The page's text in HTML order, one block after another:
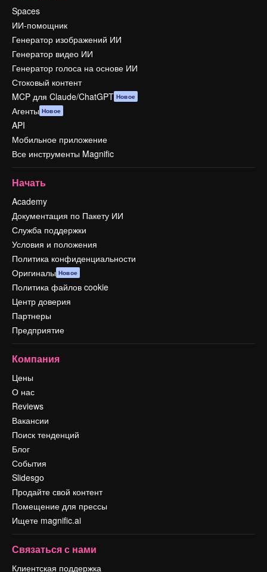
Spaces
ИИ-помощник
Генератор изображений ИИ
Генератор видео ИИ
Генератор голоса на основе ИИ
Стоковый контент
MCP для Claude/ChatGPT Новое
Агенты Новое
API
Мобильное приложение
Все инструменты Magnific
Начать
Academy
Документация по Пакету ИИ
Служба поддержки
Условия и положения
Политика конфиденциальности
Оригиналы Новое
Политика файлов cookie
Центр доверия
Партнеры
Предприятие
Компания
Цены
О нас
Reviews
Вакансии
Поиск тенденций
Блог
События
Slidesgo
Продайте свой контент
Помещение для прессы
Ищете magnific.ai
Связаться с нами
Клиентская поддержка